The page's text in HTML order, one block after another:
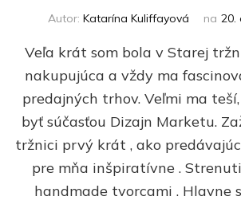
Autor: Katarína Kuliffayová na 20.
Veľa krát som bola v Starej
nakupujúca a vždy ma
predajných trhov. Veľmi ma
byť súčasťou Dizajn Marketu.
tržnici prvý krát , ako
pre mňa inšpiratívne .
handmade tvorcami . Hlavne